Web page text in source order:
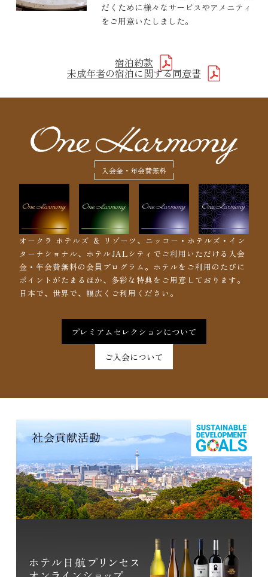
だくために様々なサービスやアメニティ
をご用意いたしました。
宿泊約款
未成年者の宿泊に関する同意書
入会金・年会費無料
オークラ ホテルズ ＆ リゾーツ、ニッコー・ホテルズ・イン
ターナショナル、ホテルJALシティでご利用いただける入会
金・年会費無料の会員プログラム。ホテルをご利用のたびに
ポイントがたまるほか、多彩な特典をご用意しております。
日本で、世界で、幅広くご利用ください。
プレミアムセレクションについて
ご入会について